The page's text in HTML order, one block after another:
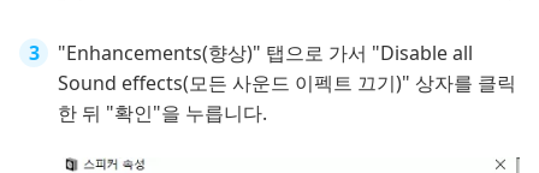
"Enhancements(향상)" 탭으로 가서 "Disable all
Sound effects(모든 사운드 이펙트 끄기)" 상자를 클릭
한 뒤 "확인"을 누릅니다.